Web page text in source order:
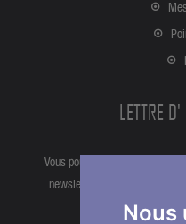
Nous
LETTRE
Vous pouvez vous désinscrire
newsletter. Ou bien à partir
conditions